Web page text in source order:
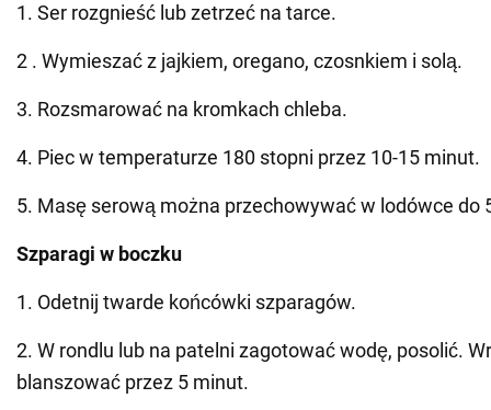
1. Ser rozgnieść lub zetrzeć na tarce.
2 . Wymieszać z jajkiem, oregano, czosnkiem i solą.
3. Rozsmarować na kromkach chleba.
4. Piec w temperaturze 180 stopni przez 10-15 minut.
5. Masę serową można przechowywać w lodówce do
Szparagi w boczku
1. Odetnij twarde końcówki szparagów.
2. W rondlu lub na patelni zagotować wodę, posolić.
blanszować przez 5 minut.